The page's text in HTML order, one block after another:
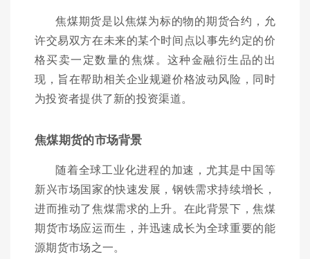
焦煤期货是以焦煤为标的物的期货合约，允
许交易双方在未来的某个时间点以事先约定的价
格买卖一定数量的焦煤。这种金融衍生品的出
现，旨在帮助相关企业规避价格波动风险，同时
为投资者提供了新的投资渠道。
焦煤期货的市场背景
随着全球工业化进程的加速，尤其是中国等
新兴市场国家的快速发展，钢铁需求持续增长，
进而推动了焦煤需求的上升。在此背景下，焦煤
期货市场应运而生，并迅速成长为全球重要的能
源期货市场之一。